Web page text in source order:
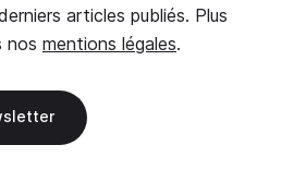
articles publiés. Plus
nos mentions légales.